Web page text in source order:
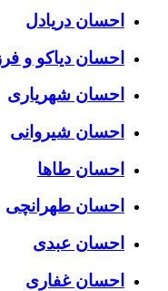
احسان دریادل
احسان دیاکو و
احسان شهریاری
احسان شیروانی
احسان طاها
احسان طهرانچی
احسان عبدی
احسان غفاری